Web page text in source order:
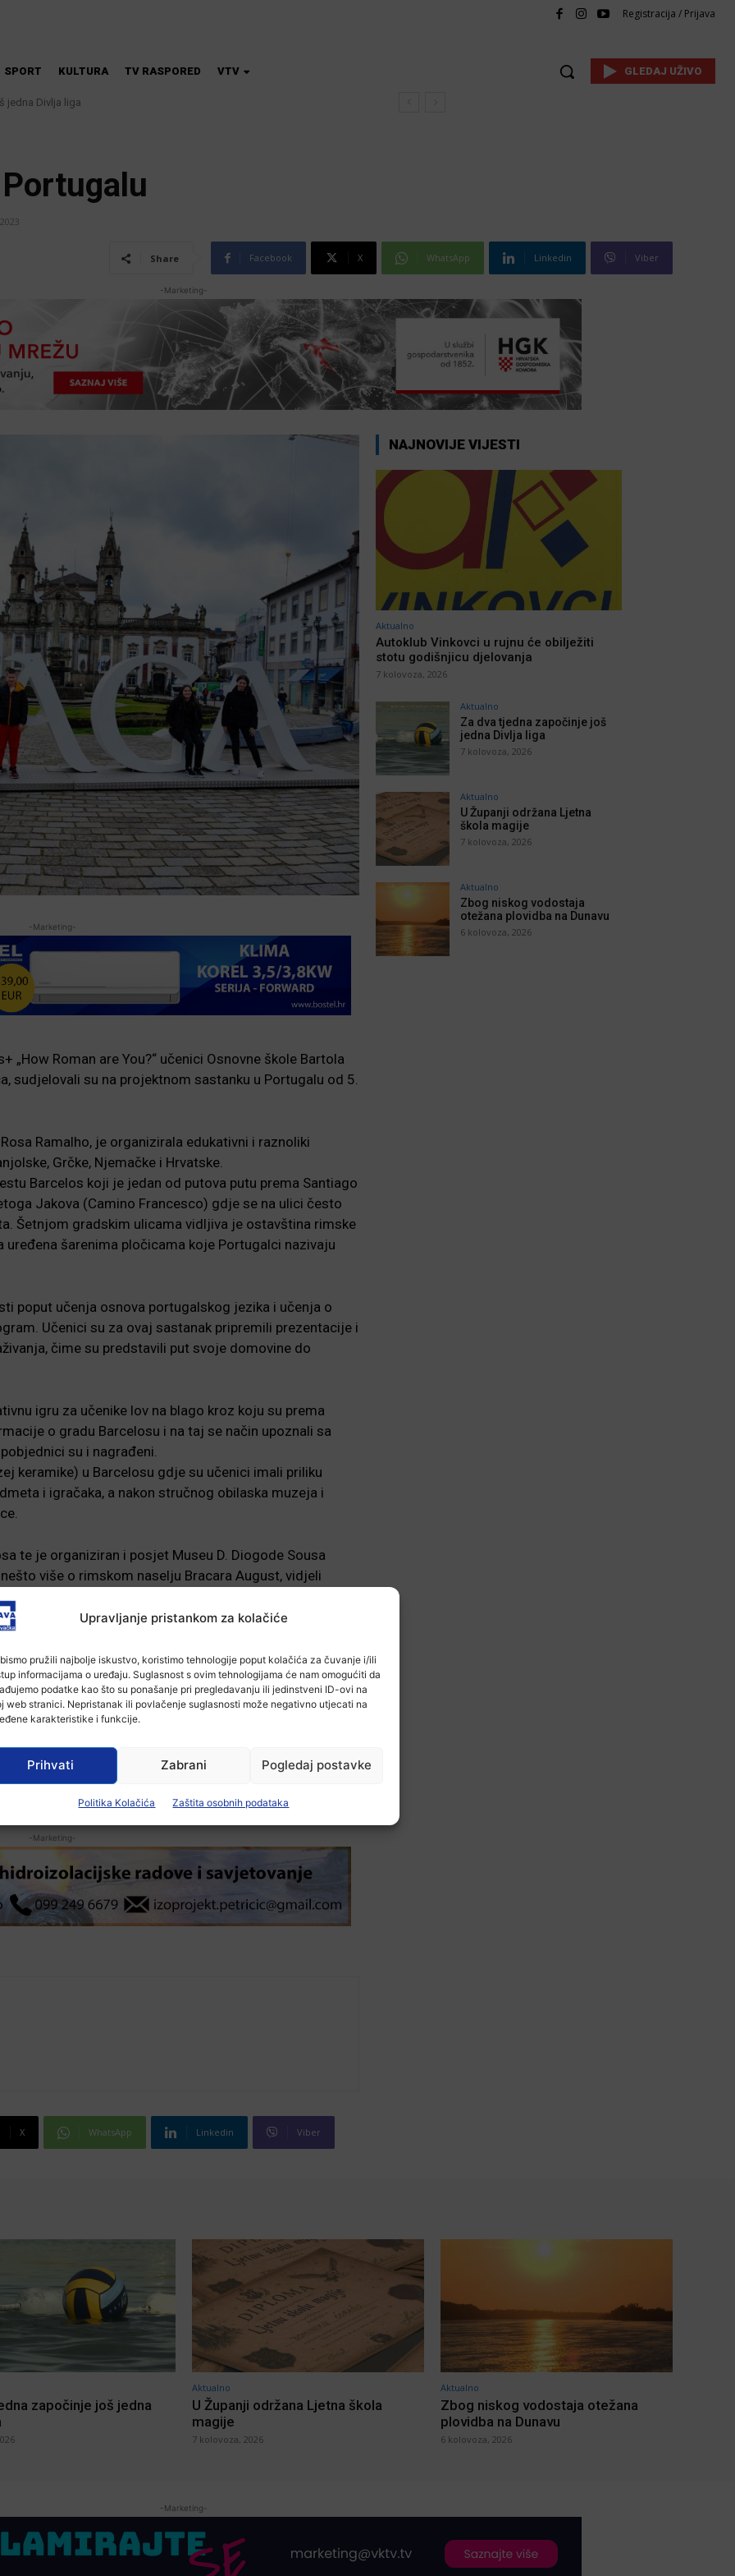
Upravljanje pristankom za kolačiće
pružili najbolje iskustvo, koristimo tehnologije poput kolačića za čuvanje i/ili
informacijama o uređaju. Suglasnost s ovim tehnologijama će nam omogućiti da
podatke kao što su ponašanje pri pregledavanju ili jedinstveni ID-ovi na
web stranici. Nepristanak ili povlačenje suglasnosti može negativno utjecati na
karakteristike i funkcije.
Prihvati Zabrani Pogledaj postavke
Politika Kolačića Zaštita osobnih podataka
Registracija / Prijava
SPORT KULTURA TV RASPORED VTV
Divlja liga
magije
GLEDAJ UŽIVO
Share Facebook X WhatsApp Linkedin Viber
-Marketing-
-Marketing-
„How Roman are You?“ učenici Osnovne škole Bartola
sudjelovali su na projektnom sastanku u Portugalu od 5.
Ramalho, je organizirala edukativni i raznoliki
Grčke, Njemačke i Hrvatske.
Barcelos koji je jedan od putova putu prema Santiago
Jakova (Camino Francesco) gdje se na ulici često
Šetnjom gradskim ulicama vidljiva je ostavština rimske
šarenima pločicama koje Portugalci nazivaju
poput učenja osnova portugalskog jezika i učenja o
Učenici su za ovaj sastanak pripremili prezentacije i
čime su predstavili put svoje domovine do
igru za učenike lov na blago kroz koju su prema
o gradu Barcelosu i na taj se način upoznali sa
su i nagrađeni.
keramike) u Barcelosu gdje su učenici imali priliku
i igračaka, a nakon stručnog obilaska muzeja i
te je organiziran i posjet Museu D. Diogode Sousa
više o rimskom naselju Bracara August, vidjeli
novčiće s portretima rimskih careva Valensa i
naselju Cibalae, a današnjim Vinkovcima.
crkve na vrhu brda, Bom Jesus do Monte, mjesto
popisu svjetske baštine u Europi. Poseban doživljaj
na vodeni pogon iz 19. stoljeća.
i kulturi grada, posjetili Palace of Justice (palaču
rijeci Douro.
2023. godine u Grčkoj.
-Marketing-
X WhatsApp Linkedin Viber
NAJNOVIJE VIJESTI
Aktualno
Autoklub Vinkovci u rujnu će obilježiti
stotu godišnjicu djelovanja
7 kolovoza, 2026
Aktualno
Za dva tjedna započinje još
jedna Divlja liga
7 kolovoza, 2026
Aktualno
U Županji održana Ljetna
škola magije
7 kolovoza, 2026
Aktualno
Zbog niskog vodostaja
otežana plovidba na Dunavu
6 kolovoza, 2026
započinje još jedna
Aktualno
U Županji održana Ljetna škola
magije
7 kolovoza, 2026
Aktualno
Zbog niskog vodostaja otežana
plovidba na Dunavu
6 kolovoza, 2026
-Marketing-